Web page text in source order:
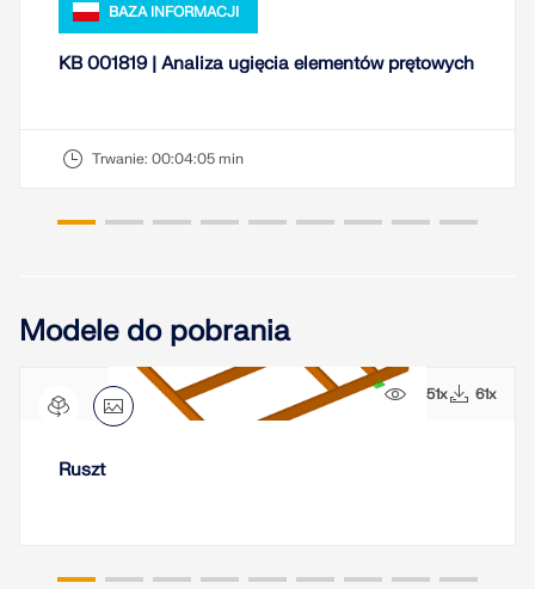
BAZA INFORMACJI
KB 001819 | Analiza ugięcia elementów prętowych
Trwanie: 00:04:05 min
Modele do pobrania
1451x 61x
Ruszt